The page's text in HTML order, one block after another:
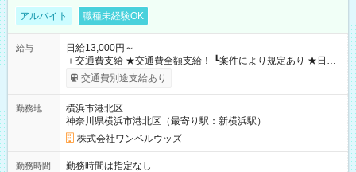
アルバイト 職種未経験OK
給与
日給13,000円～
＋交通費支給 ★交通費全額支給！ ┗案件により規定あり ★日払
いOK！（規定あり） ┗働いたその日に現金GET♪ お仕事後はコ
ンビニATMから 日払い分を引き落とせます！ 【試用期間】試
交通費別途支給あり
勤務地
横浜市港北区
神奈川県横浜市港北区（最寄り駅：新横浜駅）
株式会社ワンベルウッズ
勤務時間
勤務時間は指定なし